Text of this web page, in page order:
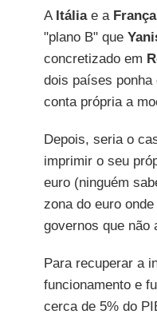
A Itáliae a França
"plano B" que
concretizado em
dois países
conta própria a
Depois, seria o
imprimir o seu
euro (ninguém
zona do euro onde
governos que não
Para recuperar a
funcionamento e
cerca de 5% do